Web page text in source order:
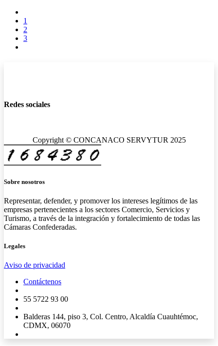
1
2
3
Redes sociales
Copyright © CONCANACO SERVYTUR 2025
Sobre nosotros
Representar, defender, y promover los intereses legítimos de las
empresas pertenecientes a los sectores Comercio, Servicios y
Turismo, a través de la integración y fortalecimiento de todas las
Cámaras Confederadas.
Legales
Aviso de privacidad
Contáctenos
55 5722 93 00
Balderas 144, piso 3, Col. Centro, Alcaldía Cuauhtémoc,
CDMX, 06070